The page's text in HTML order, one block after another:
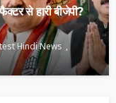
से हारी बीजेपी?
Hindi News